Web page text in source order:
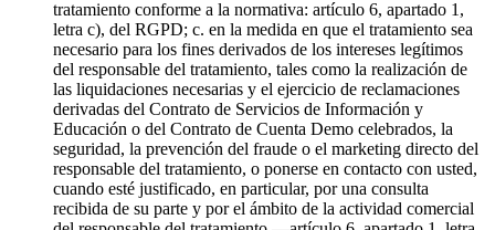
tratamiento conforme a la normativa: artículo 6, apartado 1,
letra c), del RGPD; c. en la medida en que el tratamiento sea
necesario para los fines derivados de los intereses legítimos
del responsable del tratamiento, tales como la realización de
las liquidaciones necesarias y el ejercicio de reclamaciones
derivadas del Contrato de Servicios de Información y
Educación o del Contrato de Cuenta Demo celebrados, la
seguridad, la prevención del fraude o el marketing directo del
responsable del tratamiento, o ponerse en contacto con usted,
cuando esté justificado, en particular, por una consulta
recibida de su parte y por el ámbito de la actividad comercial